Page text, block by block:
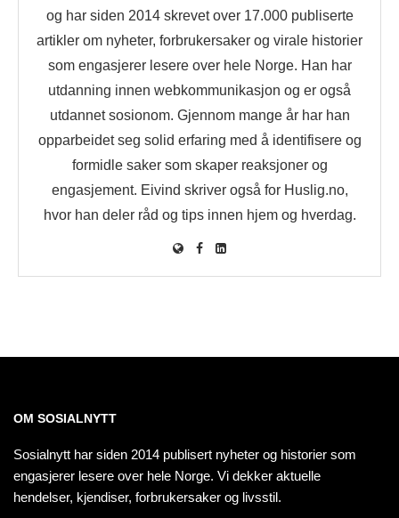
og har siden 2014 skrevet over 17.000 publiserte
artikler om nyheter, forbrukersaker og virale historier
som engasjerer lesere over hele Norge. Han har
utdanning innen webkommunikasjon og er også
utdannet sosionom. Gjennom mange år har han
opparbeidet seg solid erfaring med å identifisere og
formidle saker som skaper reaksjoner og
engasjement. Eivind skriver også for Huslig.no,
hvor han deler råd og tips innen hjem og hverdag.
OM SOSIALNYTT
Sosialnytt har siden 2014 publisert nyheter og historier som
engasjerer lesere over hele Norge. Vi dekker aktuelle
hendelser, kjendiser, forbrukersaker og livsstil.